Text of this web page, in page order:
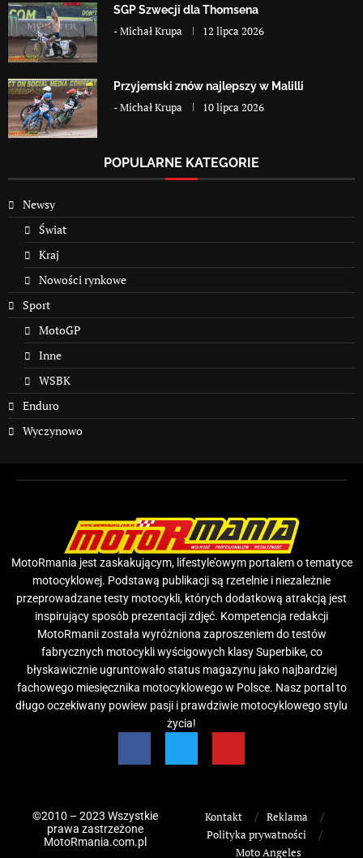
SGP Szwecji dla Thomsena
-Michał Krupa 12 lipca 2026
Przyjemski znów najlepszy w Malilli
-Michał Krupa 10 lipca 2026
POPULARNE KATEGORIE
Newsy
Świat
Kraj
Nowości rynkowe
Sport
MotoGP
Inne
WSBK
Enduro
Wyczynowo
MotoRmania jest zaskakującym, lifestyle’owym portalem o tematyce
motocyklowej. Podstawą publikacji są rzetelnie i niezależnie
przeprowadzane testy motocykli, których dodatkową atrakcją jest
inspirujący sposób prezentacji zdjęć. Kompetencja redakcji
MotoRmanii została wyróżniona zaproszeniem do testów
fabrycznych motocykli wyścigowych klasy Superbike, co
błyskawicznie ugruntowało status magazynu jako najbardziej
fachowego miesięcznika motocyklowego w Polsce. Nasz portal to
długo oczekiwany powiew pasji i prawdziwie motocyklowego stylu
życia!
©2010 – 2023 Wszystkie
prawa zastrzeżone
MotoRmania.com.pl
Kontakt
Reklama
Polityka prywatności
Moto Angeles